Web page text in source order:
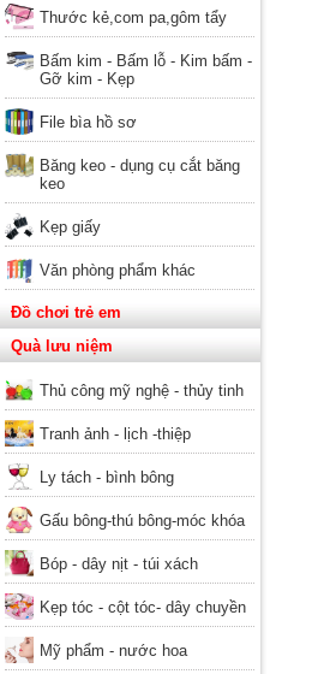
Thước kẻ,com pa,gôm tẩy
Bấm kim - Bấm lỗ - Kim bấm -
Gỡ kim - Kẹp
File bìa hồ sơ
Băng keo - dụng cụ cắt băng
keo
Kẹp giấy
Văn phòng phẩm khác
Đồ chơi trẻ em
Quà lưu niệm
Thủ công mỹ nghệ - thủy tinh
Tranh ảnh - lịch -thiệp
Ly tách - bình bông
Gấu bông-thú bông-móc khóa
Bóp - dây nịt - túi xách
Kẹp tóc - cột tóc- dây chuyền
Mỹ phẩm - nước hoa